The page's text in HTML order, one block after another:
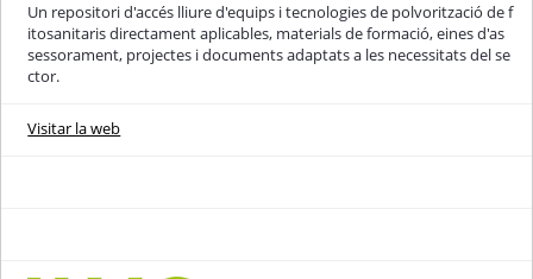
Un repositori d'accés lliure d'equips i tecnologies de polvorització de f
itosanitaris directament aplicables, materials de formació, eines d'as
sessorament, projectes i documents adaptats a les necessitats del se
ctor.
Visitar la web